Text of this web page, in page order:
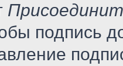
подпись